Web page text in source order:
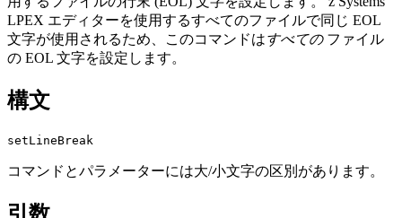
LPEX エディターを使用するすべてのファイルで同じ EOL
文字が使用されるため、このコマンドはすべてのファイル
の EOL 文字を設定します。
構文
setLineBreak
コマンドとパラメーターには大/小文字の区別があります。